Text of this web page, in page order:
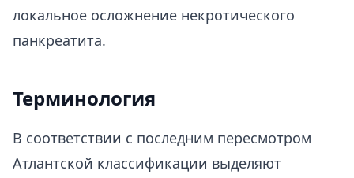
локальное осложнение некротического
панкреатита.
Терминология
В соответствии с последним пересмотром
Атлантской классификации выделяют